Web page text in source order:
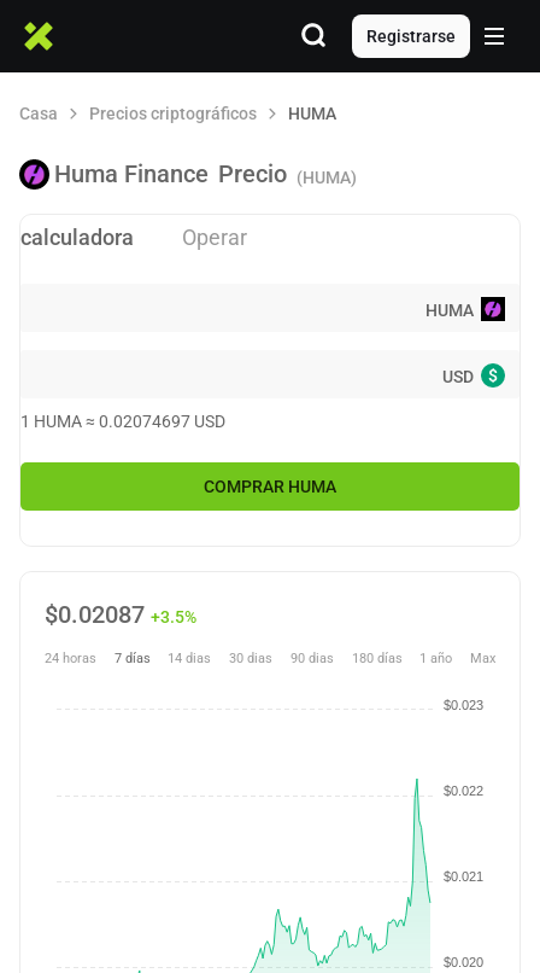
Registrarse
Casa Precios criptográficos HUMA
Huma Finance Precio (HUMA)
calculadora Operar
HUMA
USD $
1 HUMA≈ 0.02074697 USD
COMPRAR HUMA
$0.02087 +3.5%
24 horas 7 días 14 dias 30 dias 90 dias 180 días 1 año Max
$0.020
$0.021
$0.022
$0.023